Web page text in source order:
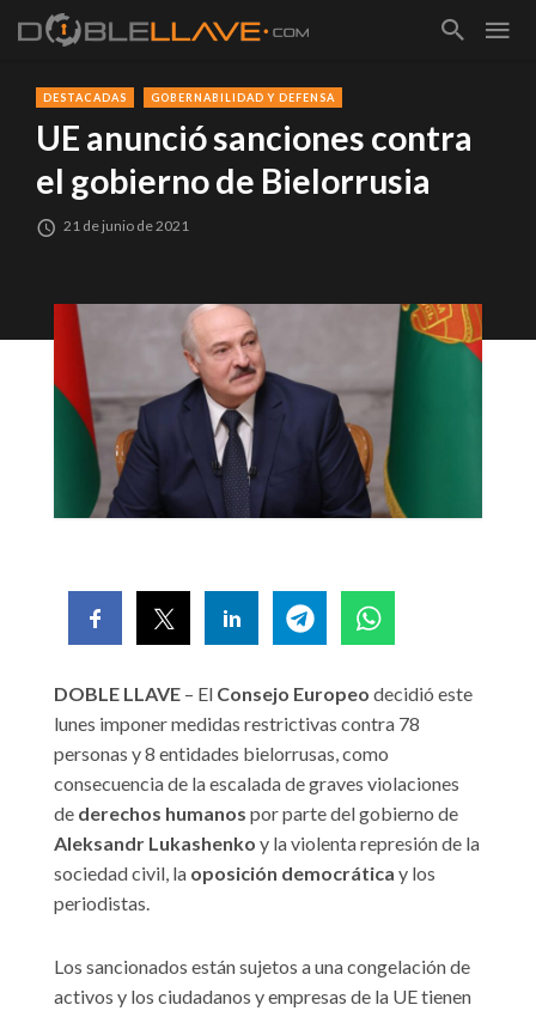
DESTACADAS GOBERNABILIDAD Y DEFENSA
UE anunció sanciones contra
el gobierno de Bielorrusia
21 de junio de 2021
DOBLE LLAVE – El Consejo Europeo decidió este
lunes imponer medidas restrictivas contra 78
personas y 8 entidades bielorrusas, como
consecuencia de la escalada de graves violaciones
de derechos humanos por parte del gobierno de
Aleksandr Lukashenko y la violenta represión de la
sociedad civil, la oposición democrática y los
periodistas.
Los sancionados están sujetos a una congelación de
activos y los ciudadanos y empresas de la UE tienen